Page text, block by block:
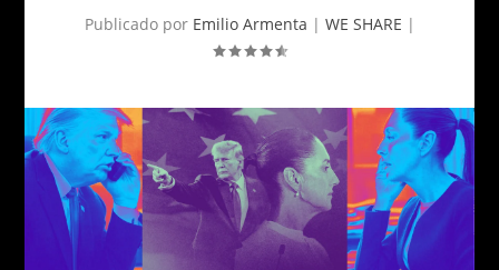
Publicado por Emilio Armenta | WE SHARE |